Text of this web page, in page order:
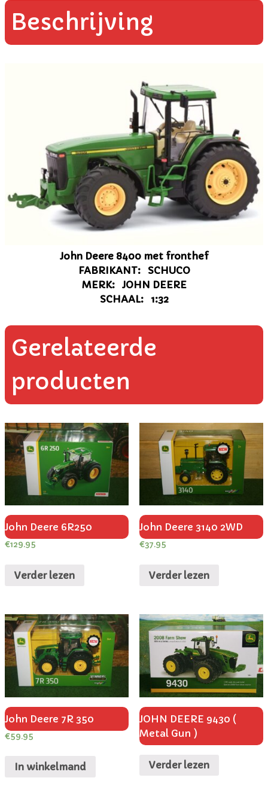
Beschrijving
John Deere 8400 met fronthef
FABRIKANT: SCHUCO
MERK: JOHN DEERE
SCHAAL: 1:32
Gerelateerde
producten
John Deere 6R250
€129.95
Verder lezen
John Deere 3140 2WD
€37.95
Verder lezen
John Deere 7R 350
€59.95
In winkelmand
JOHN DEERE 9430 (
Metal Gun )
Verder lezen